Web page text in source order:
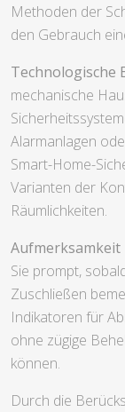
Methoden der
den Gebrauch
Technologische
mechanische
Alarmanlagen
Smart-Home-
Varianten der
Räumlichkeiten.
Sie prompt,
Zuschließen
Indikatoren für
ohne zügige
können.
Durch die